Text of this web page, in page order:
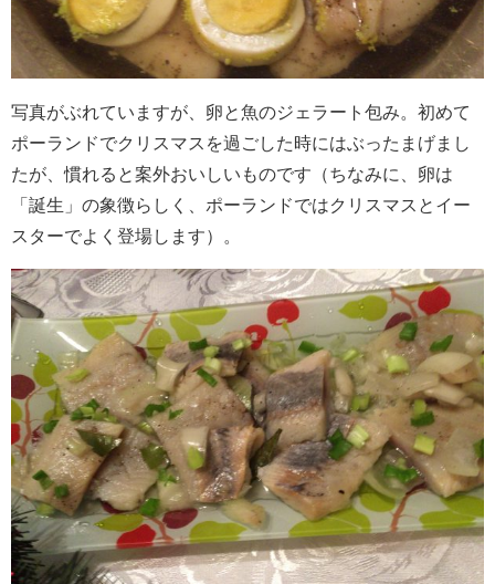
写真がぶれていますが、卵と魚のジェラート包み。初めて
ポーランドでクリスマスを過ごした時にはぶったまげまし
たが、慣れると案外おいしいものです（ちなみに、卵は
「誕生」の象徴らしく、ポーランドではクリスマスとイー
スターでよく登場します）。